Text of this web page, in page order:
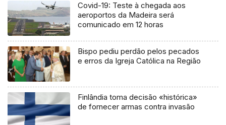
Covid-19: Teste à chegada aos
aeroportos da Madeira será
comunicado em 12 horas
Bispo pediu perdão pelos pecados
e erros da Igreja Católica na Região
Finlândia toma decisão «histórica»
de fornecer armas contra invasão